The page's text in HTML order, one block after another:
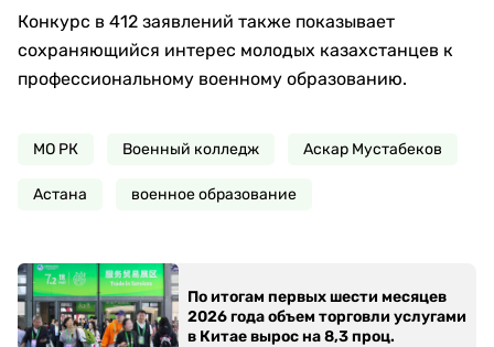
Конкурс в 412 заявлений также показывает
сохраняющийся интерес молодых казахстанцев к
профессиональному военному образованию.
МО РК Военный колледж Аскар Мустабеков
Астана военное образование
По итогам первых шести месяцев
2026 года объем торговли услугами
в Китае вырос на 8,3 проц.